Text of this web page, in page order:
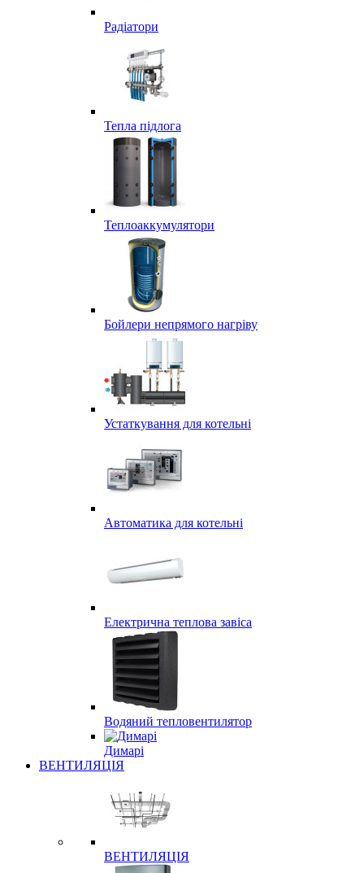
Радіатори
Тепла підлога
Теплоаккумулятори
Бойлери непрямого нагріву
Устаткування для котельні
Автоматика для котельні
Електрична теплова завіса
Водяний тепловентилятор
Димарі
ВЕНТИЛЯЦІЯ
ВЕНТИЛЯЦІЯ